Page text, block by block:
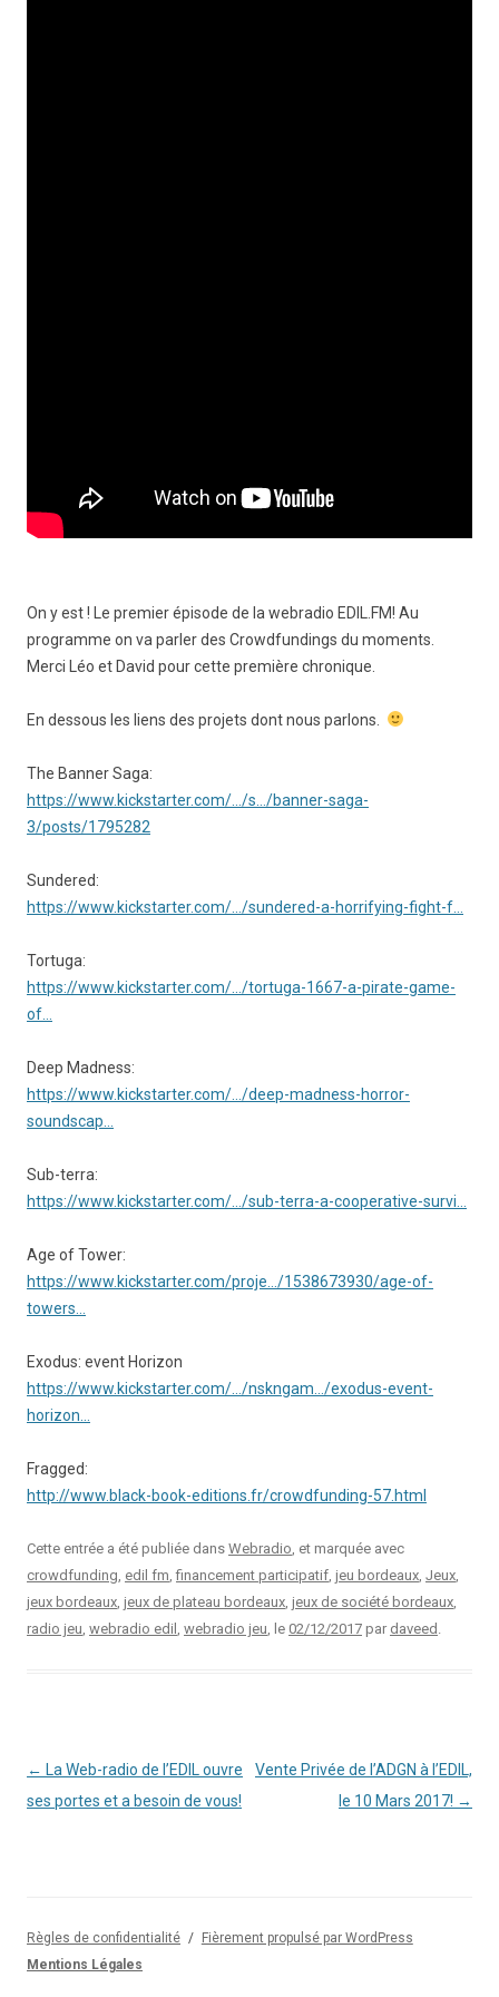
On y est ! Le premier épisode de la webradio EDIL.FM! Au
programme on va parler des Crowdfundings du moments.
Merci Léo et David pour cette première chronique.
En dessous les liens des projets dont nous parlons.
The Banner Saga:
https://www.kickstarter.com/…/s…/banner-saga-
3/posts/1795282
Sundered:
https://www.kickstarter.com/…/sundered-a-horrifying-fight-f…
Tortuga:
https://www.kickstarter.com/…/tortuga-1667-a-pirate-game-
of…
Deep Madness:
https://www.kickstarter.com/…/deep-madness-horror-
soundscap…
Sub-terra:
https://www.kickstarter.com/…/sub-terra-a-cooperative-survi…
Age of Tower:
https://www.kickstarter.com/proje…/1538673930/age-of-
towers…
Exodus: event Horizon
https://www.kickstarter.com/…/nskngam…/exodus-event-
horizon…
Fragged:
http://www.black-book-editions.fr/crowdfunding-57.html
Cette entrée a été publiée dans Webradio , et marquée avec
crowdfunding edil fm ,financement participatif jeu bordeaux Jeux
jeux bordeaux jeux de plateau bordeaux jeux de société bordeaux
radio jeu webradio edil webradio jeu , le 02/12/2017 par daveed
Navigation
des
← La Web-radio de l’EDIL ouvre
ses portes et a besoin de vous!
Vente Privée de l’ADGN à l’EDIL,
le 10 Mars 2017! →
Règles de confidentialité
Fièrement propulsé par WordPress
Mentions Légales